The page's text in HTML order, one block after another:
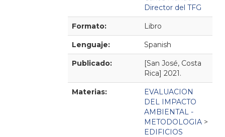
Director del TFG
Formato: Libro
Lenguaje: Spanish
Publicado:
[San José, Costa
Rica] 2021.
Materias:
EVALUACION
DEL IMPACTO
AMBIENTAL -
METODOLOGIA>
EDIFICIOS